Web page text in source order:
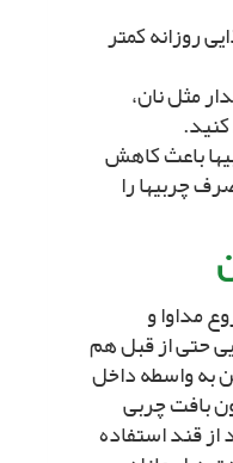
روزانه کمتر
مثل نان،
باعث کاهش
چربى‏ها را
مداوا و
حتى از قبل هم
به واسطه داخل
بافت چربى
قند استفاده